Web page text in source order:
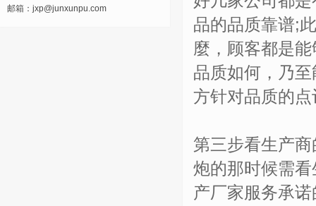
邮箱：jxp@junxunpu.com
品的品质靠谱;
麼，顾客都是
品质如何，乃
方针对品质的点
第三步看生产
炮的那时候需
产厂家服务承